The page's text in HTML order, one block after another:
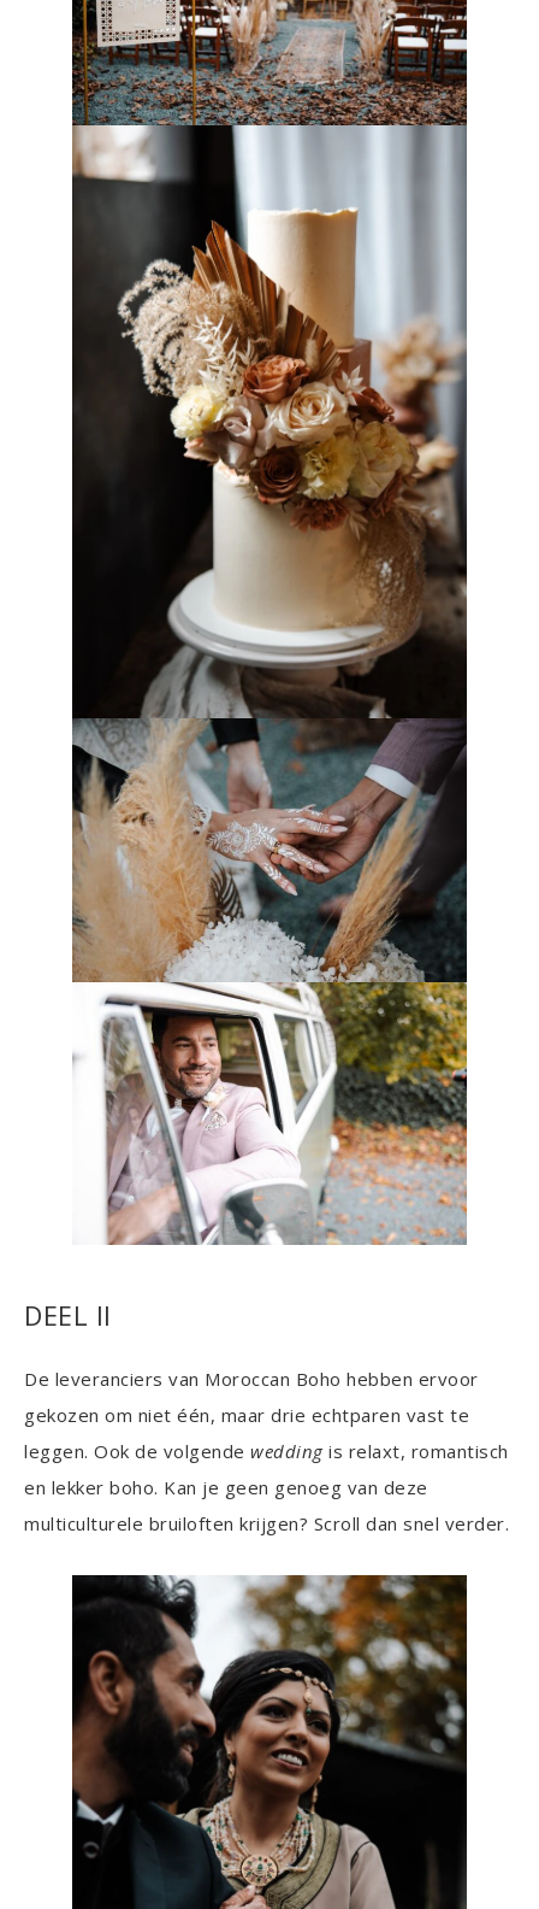
DEEL II
De leveranciers van Moroccan Boho hebben ervoor
gekozen om niet één, maar drie echtparen vast te
leggen. Ook de volgende weddingis relaxt, romantisch
en lekker boho. Kan je geen genoeg van deze
multiculturele bruiloften krijgen? Scroll dan snel verder.